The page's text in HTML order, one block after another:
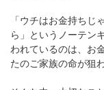
「ウチはお金持ちじ
ら」というノーテン
われているのは、お
たのご家族の命が狙